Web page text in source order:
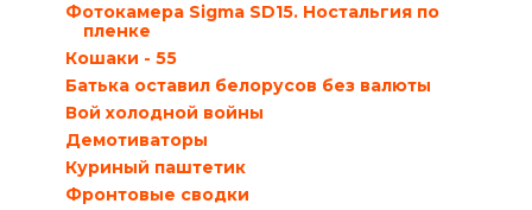
Фотокамера Sigma SD15. Ностальгия по
пленке
Кошаки - 55
Батька оставил белорусов без валюты
Вой холодной войны
Демотиваторы
Куриный паштетик
Фронтовые сводки